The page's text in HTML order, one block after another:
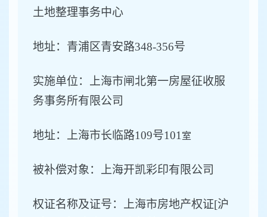
土地整理事务中心
地址：青浦区青安路348-356号
实施单位：上海市闸北第一房屋征收服
务事务所有限公司
地址： 上海市长临路109号101室
被补偿对象：上海开凯彩印有限公司
权证名称及证号：上海市房地产权证[沪